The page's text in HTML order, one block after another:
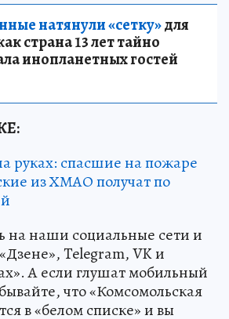
натянули «сетку»для
страна 13 лет тайно
инопланетных гостей
руках: спасшие на пожаре
из ХМАО получат по
на наши социальные сети и
Telegram, VK и
А если глушат мобильный
что «Комсомольская
в «белом списке» и вы